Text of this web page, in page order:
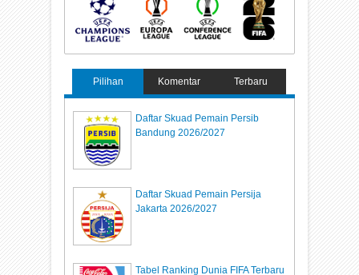
Pilihan Komentar Terbaru
Daftar Skuad Pemain Persib
Bandung 2026/2027
Daftar Skuad Pemain Persija
Jakarta 2026/2027
Tabel Ranking Dunia FIFA Terbaru